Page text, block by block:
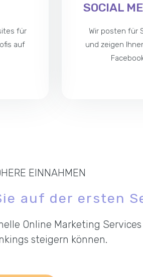
für
auf
SOCIAL
Wir posten für
und zeigen
EINNAHMEN
auf der ersten
Online Marketing
steigern können.